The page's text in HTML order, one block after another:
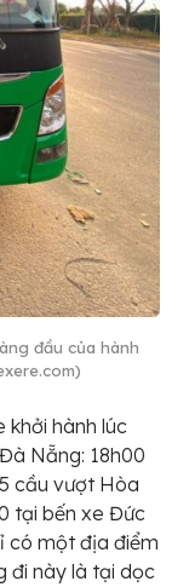
đầu của hành
khởi hành lúc
Nẵng: 18h00
cầu vượt Hòa
tại bến xe Đức
có một địa điểm
đi này là tại dọc